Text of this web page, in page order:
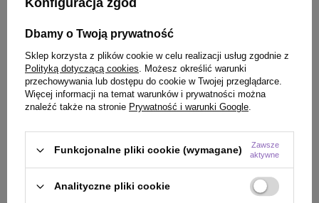
Dbamy o Twoją prywatność
Sklep korzysta z plików cookie w celu realizacji usług zgodnie z
Polityką dotyczącą cookies. Możesz określić warunki
przechowywania lub dostępu do cookie w Twojej przeglądarce.
Więcej informacji na temat warunków i prywatności można
znaleźć także na stronie Prywatność i warunki Google.
Funkcjonalne pliki cookie (wymagane)
Zawsze
aktywne
Analityczne pliki cookie